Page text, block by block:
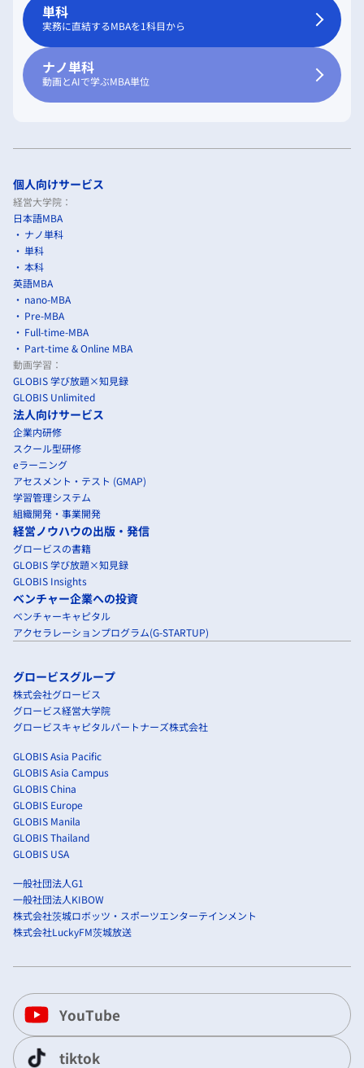
単科
実務に直結するMBAを1科目から
ナノ単科
動画とAIで学ぶMBA単位
個人向けサービス
経営大学院：
日本語MBA
ナノ単科
単科
本科
英語MBA
nano-MBA
Pre-MBA
Full-time-MBA
Part-time & Online MBA
動画学習：
GLOBIS 学び放題×知見録
GLOBIS Unlimited
法人向けサービス
企業内研修
スクール型研修
eラーニング
アセスメント・テスト (GMAP)
学習管理システム
組織開発・事業開発
経営ノウハウの出版・発信
グロービスの書籍
GLOBIS 学び放題×知見録
GLOBIS Insights
ベンチャー企業への投資
ベンチャーキャピタル
アクセラレーションプログラム(G-STARTUP)
グロービスグループ
株式会社グロービス
グロービス経営大学院
グロービスキャピタルパートナーズ株式会社
GLOBIS Asia Pacific
GLOBIS Asia Campus
GLOBIS China
GLOBIS Europe
GLOBIS Manila
GLOBIS Thailand
GLOBIS USA
一般社団法人G1
一般社団法人KIBOW
株式会社茨城ロボッツ・スポーツエンターテインメント
株式会社LuckyFM茨城放送
YouTube
tiktok